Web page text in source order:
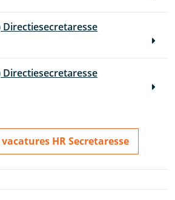
HR Secretaresse